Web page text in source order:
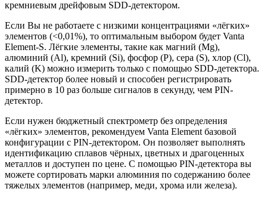
кремниевым дрейфовым SDD-детектором.
Если Вы не работаете с низкими концентрациями «лёгких»
элементов (<0,01%), то оптимальным выбором будет Vanta
Element-S. Лёгкие элементы, такие как магний (Mg),
алюминий (Al), кремний (Si), фосфор (P), сера (S), хлор (Cl),
калий (K) можно измерить только с помощью SDD-детектора.
SDD-детектор более новый и способен регистрировать
примерно в 10 раз больше сигналов в секунду, чем PIN-
детектор.
Если нужен бюджетный спектрометр без определения
«лёгких» элементов, рекомендуем Vanta Element базовой
конфигурации с PIN-детектором. Он позволяет выполнять
идентификацию сплавов чёрных, цветных и драгоценных
металлов и доступен по цене. C помощью PIN-детектора вы
можете сортировать марки алюминия по содержанию более
тяжелых элементов (например, меди, хрома или железа).